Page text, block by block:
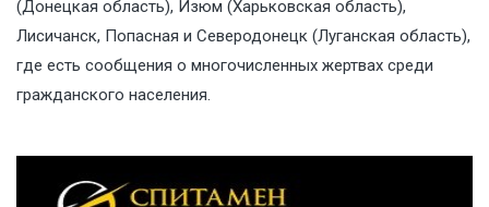
(Донецкая область), Изюм (Харьковская область),
Лисичанск, Попасная и Северодонецк (Луганская область),
где есть сообщения о многочисленных жертвах среди
гражданского населения.